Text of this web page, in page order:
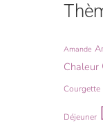
Amande
Chaleur
Courgette
Déjeuner